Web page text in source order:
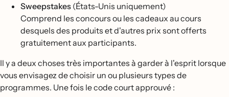
Sweepstakes (États-Unis uniquement)
Comprend les concours ou les cadeaux au cours
desquels des produits et d'autres prix sont offerts
gratuitement aux participants.
Il y a deux choses très importantes à garder à l'esprit lorsque
vous envisagez de choisir un ou plusieurs types de
programmes. Une fois le code court approuvé :